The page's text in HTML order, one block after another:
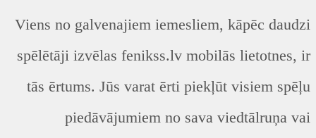
Viens no galvenajiem iemesliem, kāpēc daudzi
spēlētāji izvēlas fenikss.lv mobilās lietotnes, ir
tās ērtums. Jūs varat ērti piekļūt visiem spēļu
piedāvājumiem no sava viedtālruņa vai